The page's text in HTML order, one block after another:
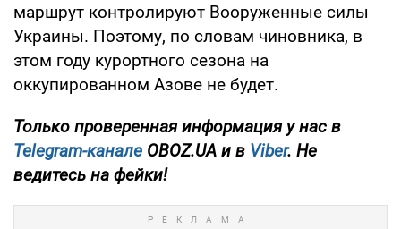
маршрут контролируют Вооруженные силы
Украины. Поэтому, по словам чиновника, в
этом году курортного сезона на
оккупированном Азове не будет.
Только проверенная информация у нас в
Telegram-канале OBOZ.UA и в Viber. Не
ведитесь на фейки!